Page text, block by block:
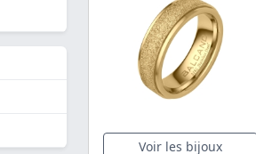
Voir les bijoux